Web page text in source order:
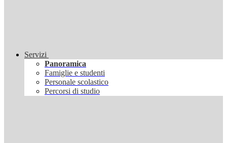
Servizi
Panoramica
Famiglie e studenti
Personale scolastico
Percorsi di studio